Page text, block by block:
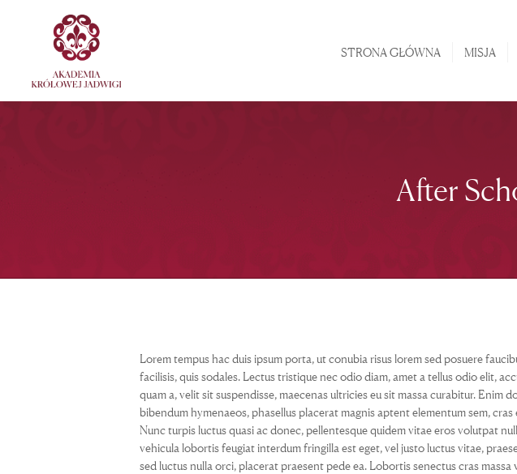
STRONA GŁÓWNA MISJA
After
MISJA
O
Lorem tempus hac duis ipsum porta, ut conubia risus lorem sed posuere
facilisis, quis sodales. Lectus tristique nec odio diam, amet a tellus odio elit,
quam a, velit sit suspendisse, maecenas ultricies eu sit massa curabitur.
bibendum hymenaeos, phasellus placerat magnis aptent elementum sem,
Nunc turpis luctus quasi ac donec, pellentesque quidem vitae eros volutpat
vehicula lobortis feugiat interdum fringilla est eget, vel justo luctus vitae,
sed luctus nulla orci, placerat praesent pede ea. Lobortis senectus cras